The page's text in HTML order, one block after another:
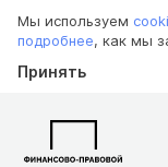
Мы используем
подробнее, как мы
Принять